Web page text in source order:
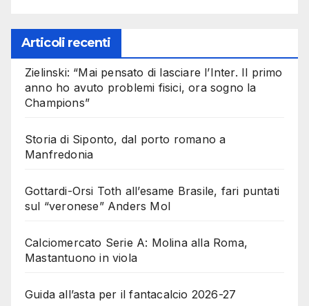
Articoli recenti
Zielinski: “Mai pensato di lasciare l’Inter. Il primo
anno ho avuto problemi fisici, ora sogno la
Champions”
Storia di Siponto, dal porto romano a
Manfredonia
Gottardi-Orsi Toth all’esame Brasile, fari puntati
sul “veronese” Anders Mol
Calciomercato Serie A: Molina alla Roma,
Mastantuono in viola
Guida all’asta per il fantacalcio 2026-27